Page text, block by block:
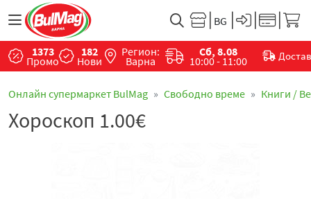
1373
Промо
182
Нови
Регион:
Варна
Сб, 8.08
10:00 - 11:00
Онлайн супермаркет BulMag Свободно време Книги /
Хороскоп 1.00€